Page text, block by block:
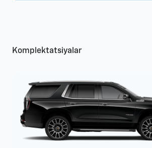
Komplektatsiyalar